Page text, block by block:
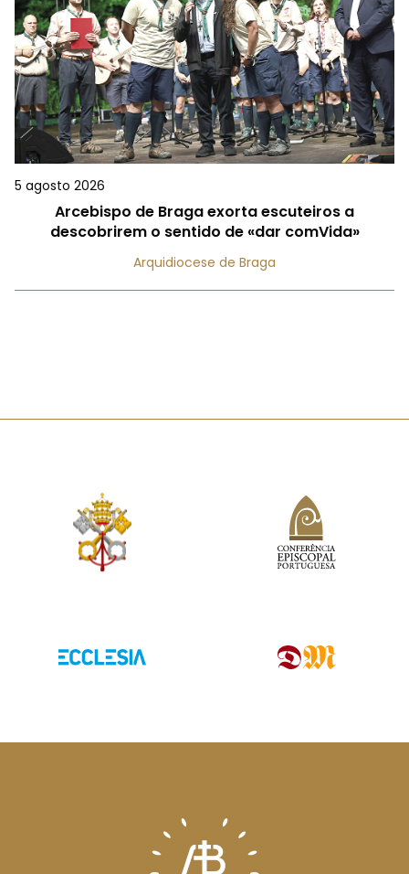
5 agosto 2026
Arcebispo de Braga exorta escuteiros a
descobrirem o sentido de «dar comVida»
Arquidiocese de Braga